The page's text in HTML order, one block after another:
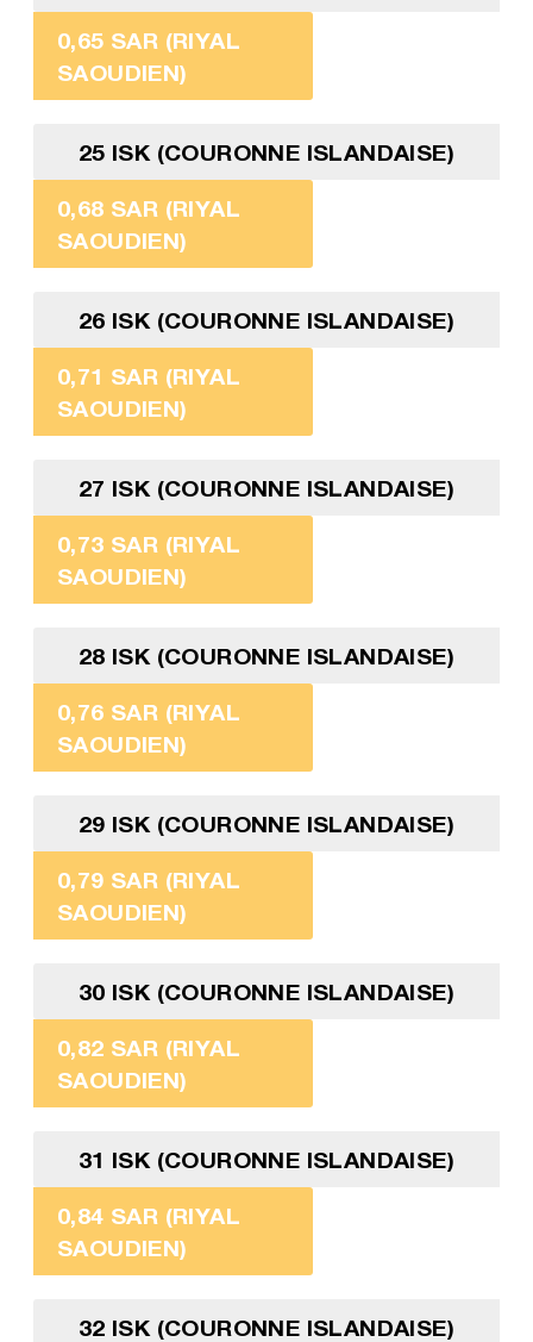
0,65 SAR (RIYAL
SAOUDIEN)
25 ISK (COURONNE ISLANDAISE)
0,68 SAR (RIYAL
SAOUDIEN)
26 ISK (COURONNE ISLANDAISE)
0,71 SAR (RIYAL
SAOUDIEN)
27 ISK (COURONNE ISLANDAISE)
0,73 SAR (RIYAL
SAOUDIEN)
28 ISK (COURONNE ISLANDAISE)
0,76 SAR (RIYAL
SAOUDIEN)
29 ISK (COURONNE ISLANDAISE)
0,79 SAR (RIYAL
SAOUDIEN)
30 ISK (COURONNE ISLANDAISE)
0,82 SAR (RIYAL
SAOUDIEN)
31 ISK (COURONNE ISLANDAISE)
0,84 SAR (RIYAL
SAOUDIEN)
32 ISK (COURONNE ISLANDAISE)